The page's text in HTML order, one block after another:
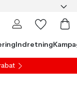
Indretning